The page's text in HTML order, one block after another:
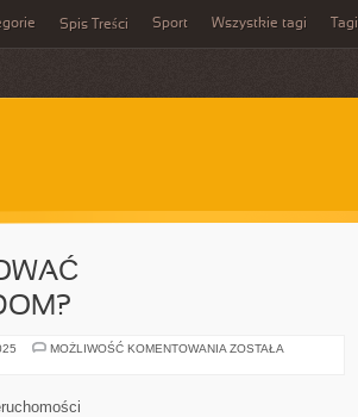
Spis Treści Sport Wszystkie tagi Tagi
MOŻLIWOŚĆ KOMENTOWANIA W
ZOSTAŁA